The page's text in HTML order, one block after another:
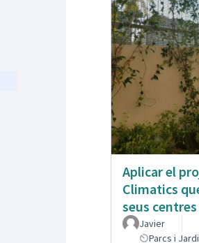
Aplicar el
Climatics
seus
Javier
Parcs i